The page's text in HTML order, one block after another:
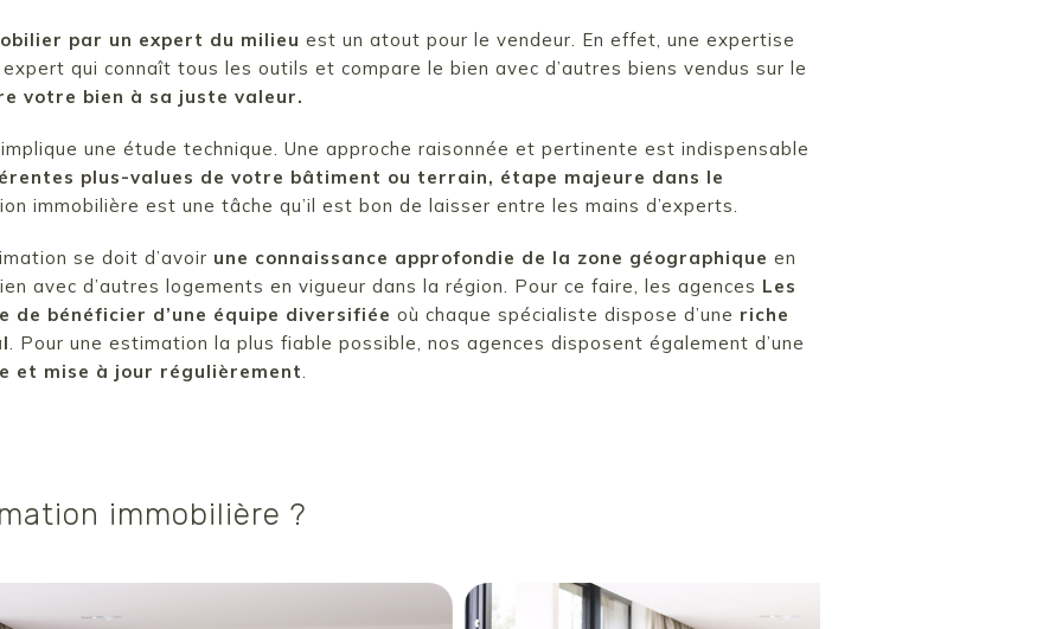
par un expert du milieu est un atout pour le vendeur. En effet, une expertise
qui connaît tous les outils et compare le bien avec d’autres biens vendus sur le
votre bien à sa juste valeur.
une étude technique. Une approche raisonnée et pertinente est indispensable
plus-values de votre bâtiment ou terrain, étape majeure dans le
immobilière est une tâche qu’il est bon de laisser entre les mains d’experts.
se doit d’avoir une connaissance approfondie de la zone géographique en
avec d’autres logements en vigueur dans la région. Pour ce faire, les agences Les
de bénéficier d’une équipe diversifiée où chaque spécialiste dispose d’une riche
. Pour une estimation la plus fiable possible, nos agences disposent également d’une
et mise à jour régulièrement
immobilière ?